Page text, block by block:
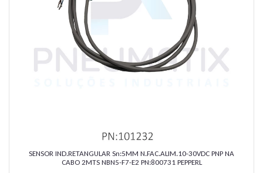
SENSOR IND.RETANGULAR Sn:5MM N.FAC.ALIM.10-30VDC PNP NA
CABO 2MTS NBN5-F7-E2 PN:800731 PEPPERL